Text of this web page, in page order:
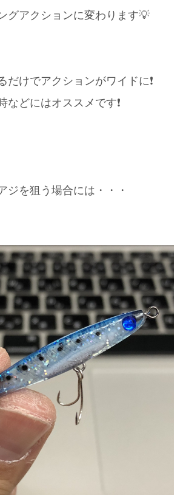
グアクションに変わります💡
だけでアクションがワイドに❗️
などにはオススメです❗️
ジを狙う場合には・・・